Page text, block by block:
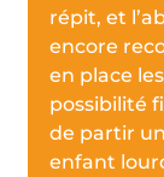
répit, et
encore
en place
possibilité
de partir
enfant